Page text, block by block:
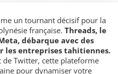
un tournant décisif pour la
française. Threads, le
débarque avec des
les entreprises tahitiennes.
de Twitter, cette plateforme
pour dynamiser votre